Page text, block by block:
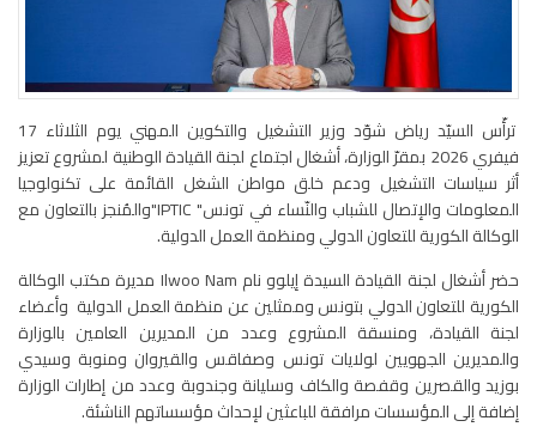
ترأّس السيّد رياض شوّد وزير التشغيل والتكوين المهني يوم الثلاثاء 17
فيفري 2026 بمقرّ الوزارة، أشغال اجتماع لجنة القيادة الوطنية لمشروع تعزيز
أثر سياسات التشغيل ودعم خلق مواطن الشغل القائمة على تكنولوجيا
المعلومات والإتصال للشباب والنّساء في تونس" IPTIC"والمُنجز بالتعاون مع
الوكالة الكورية للتعاون الدولي ومنظمة العمل الدولية.
حضر أشغال لجنة القيادة السيدة إيلوو نام Ilwoo Nam مديرة مكتب الوكالة
الكورية للتعاون الدولي بتونس وممثلين عن منظمة العمل الدولية وأعضاء
لجنة القيادة، ومنسقة المشروع وعدد من المديرين العامين بالوزارة
والمديرين الجهويين لولايات تونس وصفاقس والقيروان ومنوبة وسيدي
بوزيد والقصرين وقفصة والكاف وسليانة وجندوبة وعدد من إطارات الوزارة
إضافة إلى المؤسسات مرافقة للباعثين لإحداث مؤسساتهم الناشئة.